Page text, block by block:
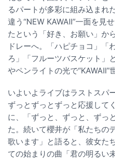
るパートが多彩に組み込まれ
違う“NEW KAWAII”一面を見
たという「好き、お願い」か
ドレーへ。「ハピチョコ」「
ろ」「フルーツバスケット」
やペンライトの光で“KAWAII”
いよいよライブはラストスパ
ずっとずっとずっと応援して
に、「ずっと、ずっと、ずっ
た。続いて櫻井が「私たちの
歌います」と語ると、彼女た
ての始まりの曲「君の明るい